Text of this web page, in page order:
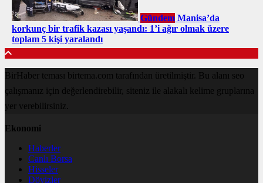
Gündem Manisa’da
korkunç bir trafik kazası yaşandı: 1’i ağır olmak üzere
toplam 5 kişi yaralandı
BirHaber teması birtema.com tarafından üretilmiştir. Bu alanı seo
çalışmanız için değerlendirebilir, siteniz ile alakalı kelime gruplarına
yer verebilirsiniz.
Ekonomi
Haberler
Canlı Borsa
Hisseler
Dövizler